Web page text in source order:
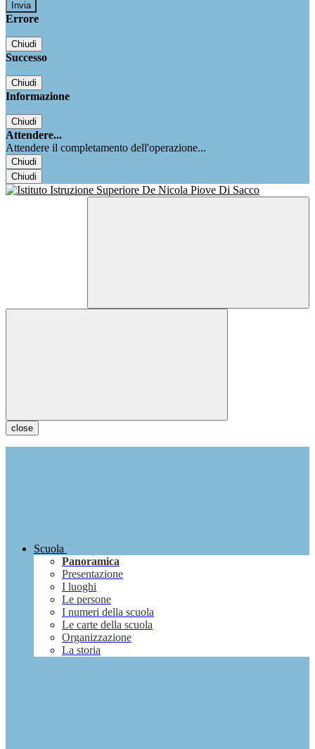
Errore
Chiudi
Successo
Chiudi
Informazione
Chiudi
Attendere...
Attendere il completamento dell'operazione...
Chiudi
Chiudi
close
Scuola
Panoramica
Presentazione
I luoghi
Le persone
I numeri della scuola
Le carte della scuola
Organizzazione
La storia